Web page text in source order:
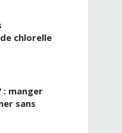
chlorelle
: manger
sans